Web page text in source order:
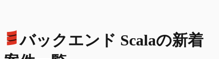
バックエンド Scalaの新着